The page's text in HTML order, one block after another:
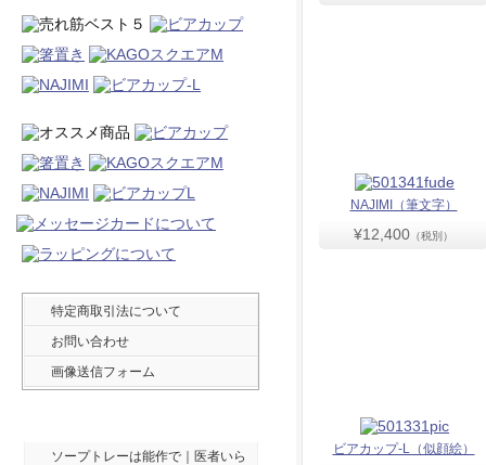
NAJIMI（筆文字）
¥12,400 （税別）
ビアカップ-L（似顔絵）
特定商取引法について
お問い合わせ
画像送信フォーム
ソープトレーは能作で｜医者いら